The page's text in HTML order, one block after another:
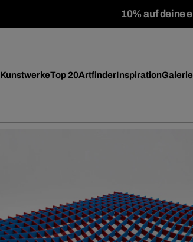
10% auf deine
KunstwerkeTop 20ArtfinderInspiration